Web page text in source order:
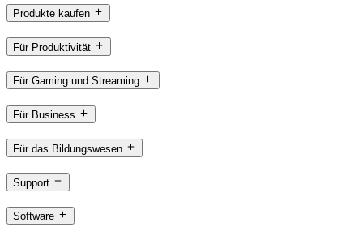
Produkte kaufen
Für Produktivität
Für Gaming und Streaming
Für Business
Für das Bildungswesen
Support
Software